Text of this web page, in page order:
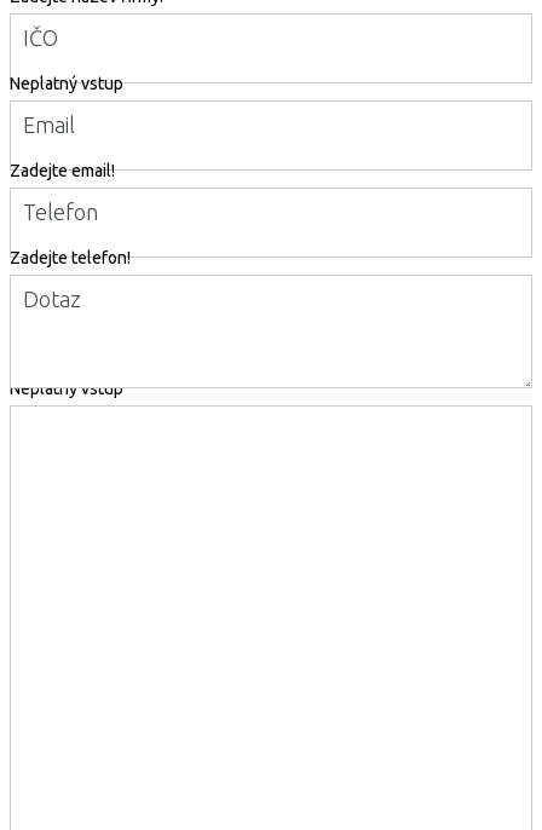
IČO
Neplatný vstup
Email
Zadejte email!
Telefon
Zadejte telefon!
Dotaz
Neplatný vstup